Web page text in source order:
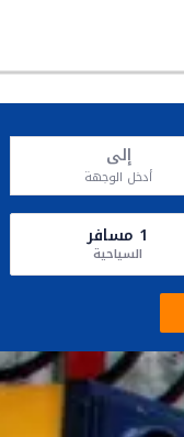
إلى
أدخل الوجهة
1 مسافر
السياحية